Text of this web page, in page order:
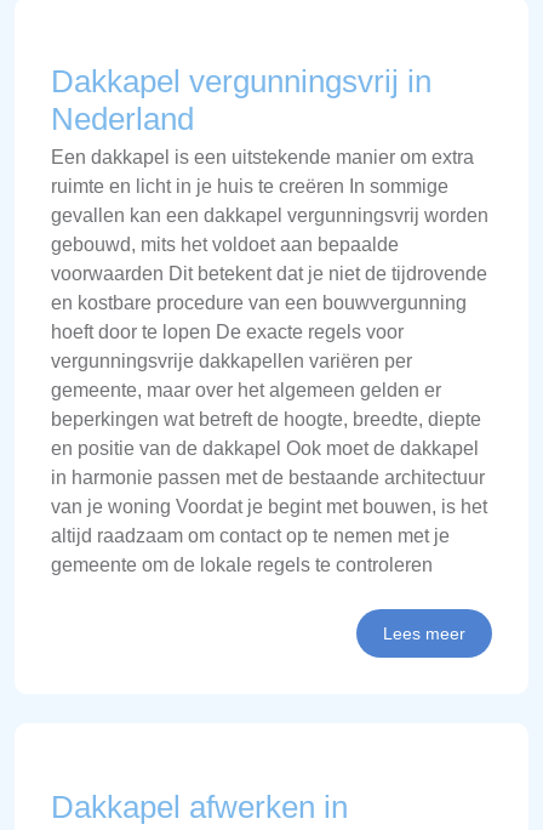
Dakkapel vergunningsvrij in
Nederland
Een dakkapel is een uitstekende manier om extra
ruimte en licht in je huis te creëren In sommige
gevallen kan een dakkapel vergunningsvrij worden
gebouwd, mits het voldoet aan bepaalde
voorwaarden Dit betekent dat je niet de tijdrovende
en kostbare procedure van een bouwvergunning
hoeft door te lopen De exacte regels voor
vergunningsvrije dakkapellen variëren per
gemeente, maar over het algemeen gelden er
beperkingen wat betreft de hoogte, breedte, diepte
en positie van de dakkapel Ook moet de dakkapel
in harmonie passen met de bestaande architectuur
van je woning Voordat je begint met bouwen, is het
altijd raadzaam om contact op te nemen met je
gemeente om de lokale regels te controleren
Lees meer
Dakkapel afwerken in